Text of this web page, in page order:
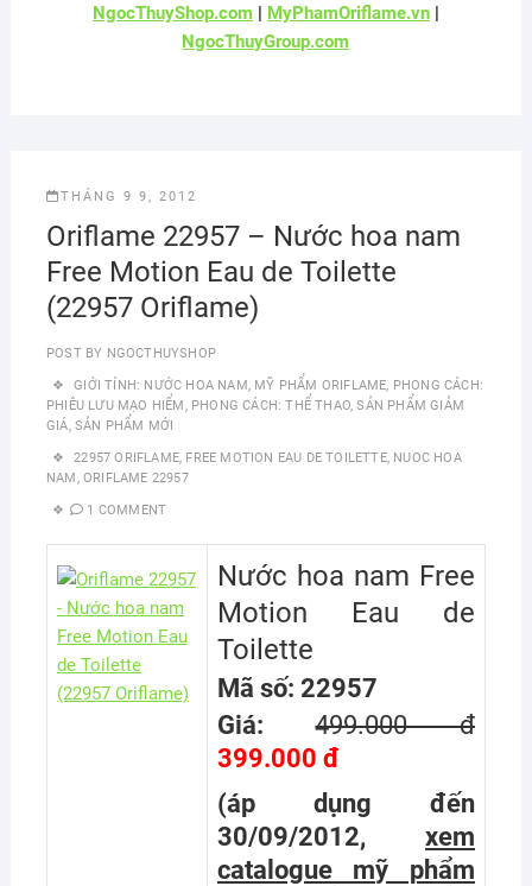
NgocThuyShop.com| MyPhamOriflame.vn|
NgocThuyGroup.com
THÁNG 9 9, 2012
Oriflame 22957 – Nước hoa nam
Free Motion Eau de Toilette
(22957 Oriflame)
POST BY NGOCTHUYSHOP
GIỚI TÍNH: NƯỚC HOA NAM, MỸ PHẨM ORIFLAME, PHONG CÁCH:
PHIÊU LƯU MẠO HIỂM, PHONG CÁCH: THỂ THAO,SẢN PHẨM GIẢM
GIÁ, SẢN PHẨM MỚI
22957 ORIFLAME, FREE MOTION EAU DE TOILETTE, NUOC HOA
NAM, ORIFLAME 22957
1 COMMENT
Nước hoa nam Free
Motion Eau de
Toilette
Mã số: 22957
Giá:499.000 đ
399.000 đ
(áp dụng đến
30/09/2012, xem
catalogue mỹ phẩm